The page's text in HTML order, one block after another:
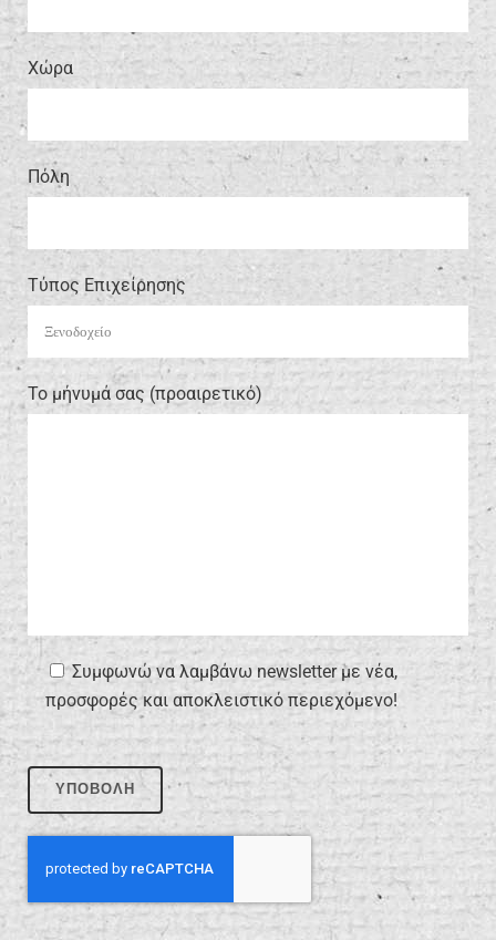
Xώρα
Πόλη
Τύπος Επιχείρησης
Το μήνυμά σας (προαιρετικό)
Συμφωνώ να λαμβάνω newsletter με νέα,
προσφορές και αποκλειστικό περιεχόμενο!